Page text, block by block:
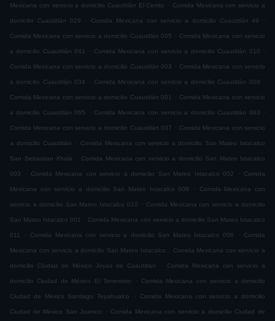
Mexicana con servicio a domicilio Cuautitlán El Cerrito . Comida Mexicana con servicio a
domicilio Cuautitlán 029 . Comida Mexicana con servicio a domicilio Cuautitlán 49 .
Comida Mexicana con servicio a domicilio Cuautitlán 005 . Comida Mexicana con servicio
a domicilio Cuautitlán 041 . Comida Mexicana con servicio a domicilio Cuautitlán 010 .
Comida Mexicana con servicio a domicilio Cuautitlán 003 . Comida Mexicana con servicio
a domicilio Cuautitlán 034 . Comida Mexicana con servicio a domicilio Cuautitlán 008 .
Comida Mexicana con servicio a domicilio Cuautitlán 001 . Comida Mexicana con servicio
a domicilio Cuautitlán 065 . Comida Mexicana con servicio a domicilio Cuautitlán 063 .
Comida Mexicana con servicio a domicilio Cuautitlán 037 . Comida Mexicana con servicio
a domicilio Cuautitlán . Comida Mexicana con servicio a domicilio San Mateo Ixtacalco
San Sebastian Xhala . Comida Mexicana con servicio a domicilio San Mateo Ixtacalco
003 . Comida Mexicana con servicio a domicilio San Mateo Ixtacalco 002 . Comida
Mexicana con servicio a domicilio San Mateo Ixtacalco 009 . Comida Mexicana con
servicio a domicilio San Mateo Ixtacalco 010 . Comida Mexicana con servicio a domicilio
San Mateo Ixtacalco 001 . Comida Mexicana con servicio a domicilio San Mateo Ixtacalco
011 . Comida Mexicana con servicio a domicilio San Mateo Ixtacalco 006 . Comida
Mexicana con servicio a domicilio San Mateo Ixtacalco . Comida Mexicana con servicio a
domicilio Ciudad de México Joyas de Cuautitlan . Comida Mexicana con servicio a
domicilio Ciudad de México El Terremoto . Comida Mexicana con servicio a domicilio
Ciudad de México Santiago Teyahualco . Comida Mexicana con servicio a domicilio
Ciudad de México San Juanico . Comida Mexicana con servicio a domicilio Ciudad de